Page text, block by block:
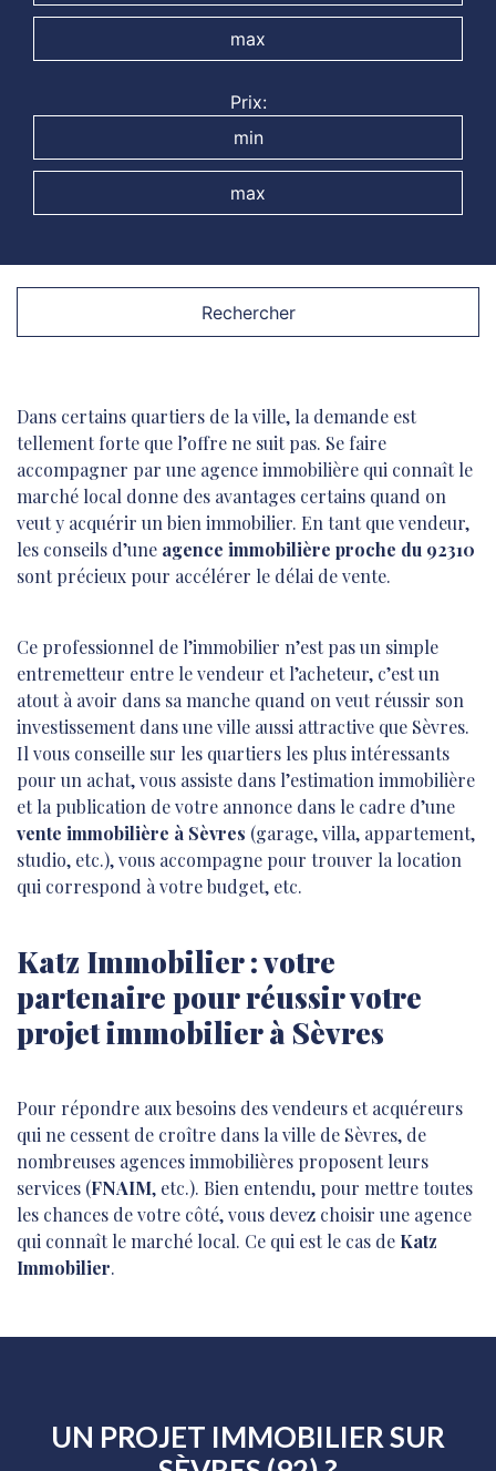
Prix:
Rechercher
Dans certains quartiers de la ville, la demande est
tellement forte que l’offre ne suit pas. Se faire
accompagner par une agence immobilière qui connaît le
marché local donne des avantages certains quand on
veut y acquérir un bien immobilier. En tant que vendeur,
les conseils d’une agence immobilière proche du 92310
sont précieux pour accélérer le délai de vente.
Ce professionnel de l’immobilier n’est pas un simple
entremetteur entre le vendeur et l’acheteur, c’est un
atout à avoir dans sa manche quand on veut réussir son
investissement dans une ville aussi attractive que Sèvres.
Il vous conseille sur les quartiers les plus intéressants
pour un achat, vous assiste dans l’estimation immobilière
et la publication de votre annonce dans le cadre d’une
vente immobilière à Sèvres (garage, villa, appartement,
studio, etc.), vous accompagne pour trouver la location
qui correspond à votre budget, etc.
Katz Immobilier : votre
partenaire pour réussir votre
projet immobilier à Sèvres
Pour répondre aux besoins des vendeurs et acquéreurs
qui ne cessent de croître dans la ville de Sèvres, de
nombreuses agences immobilières proposent leurs
services (FNAIM, etc.). Bien entendu, pour mettre toutes
les chances de votre côté, vous devez choisir une agence
qui connaît le marché local. Ce qui est le cas de Katz
Immobilier.
UN PROJET IMMOBILIER SUR